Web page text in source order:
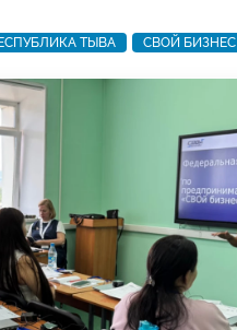
ТЫВА СВОЙ БИЗНЕС